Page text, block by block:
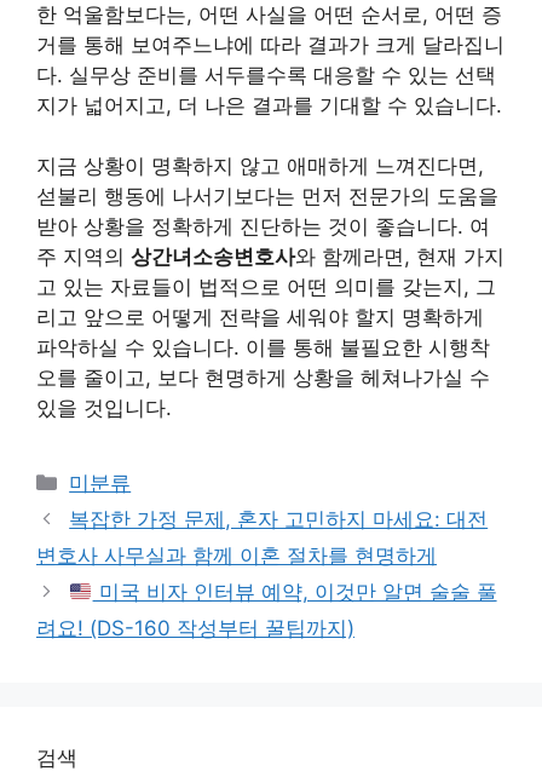
한 억울함보다는, 어떤 사실을 어떤 순서로, 어떤 증
거를 통해 보여주느냐에 따라 결과가 크게 달라집니
다. 실무상 준비를 서두를수록 대응할 수 있는 선택
지가 넓어지고, 더 나은 결과를 기대할 수 있습니다.
지금 상황이 명확하지 않고 애매하게 느껴진다면,
섣불리 행동에 나서기보다는 먼저 전문가의 도움을
받아 상황을 정확하게 진단하는 것이 좋습니다. 여
주 지역의 상간녀소송변호사와 함께라면, 현재 가지
고 있는 자료들이 법적으로 어떤 의미를 갖는지, 그
리고 앞으로 어떻게 전략을 세워야 할지 명확하게
파악하실 수 있습니다. 이를 통해 불필요한 시행착
오를 줄이고, 보다 현명하게 상황을 헤쳐나가실 수
있을 것입니다.
Categories
미분류
복잡한 가정 문제, 혼자 고민하지 마세요: 대전
변호사 사무실과 함께 이혼 절차를 현명하게
미국 비자 인터뷰 예약, 이것만 알면 술술 풀
려요! (DS-160 작성부터 꿀팁까지)
검색